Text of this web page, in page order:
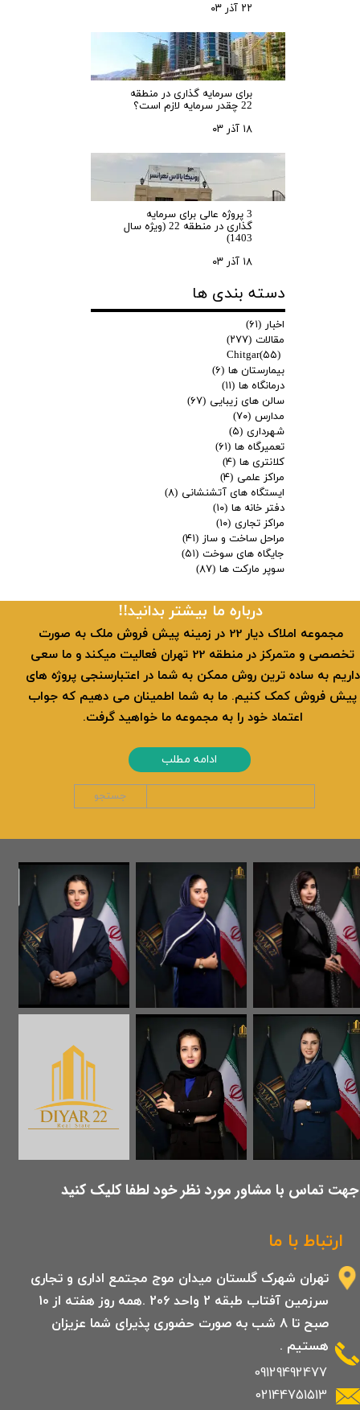
۲۲ آذر ۰۳
برای سرمایه‌ گذاری در منطقه
22 چقدر سرمایه لازم است؟
۱۸ آذر ۰۳
3 پروژه عالی برای سرمایه
گذاری در منطقه 22 (ویژه سال
1403)
۱۸ آذر ۰۳
دسته بندی ها
اخبار (۶۱)
مقالات (۲۷۷)
Chitgar(۵۵)
بیمارستان ها (۶)
درمانگاه ها (۱۱)
سالن های زیبایی (۶۷)
مدارس (۷۰)
شهرداری (۵)
تعمیرگاه ها (۶۱)
کلانتری ها (۴)
مراکز علمی (۴)
ایستگاه های آتشنشانی (۸)
دفتر خانه ها (۱۰)
مراکز تجاری (۱۰)
مراحل ساخت و ساز (۴۱)
جایگاه های سوخت (۵۱)
سوپر مارکت ها (۸۷)
ارتباط با ما
09129492477
02144751513
تهران شهرک گلستان میدان موج مجتمع اداری و تجاری
سرزمین آفتاب طبقه 2 واحد 206 .همه روز هفته از 10
صبح تا 8 شب به صورت حضوری پذیرای شما عزیزان
هستیم .
​جهت تماس با مشاور مورد نظر خود لطفا کلیک کنید
​​درباره ما بیشتر بدانید!!
​ مجموعه املاک دیار 22 در زمینه پیش فروش ملک به صورت
تخصصی و متمرکز در منطقه 22 تهران فعالیت میکند و ما سعی
داریم به ساده ترین روش ممکن به شما در اعتبارسنجی پروژه های
پیش فروش کمک کنیم. ما به شما اطمینان می دهیم که جواب
اعتماد خود را به مجموعه ما خواهید گرفت.
ادامه مطلب
جستجو